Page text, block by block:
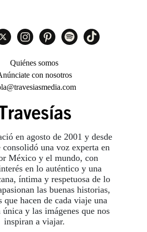
en agosto de 2001 y desde
consolidó una voz experta en
México y el mundo, con
en lo auténtico y una
íntima y respetuosa de lo
las buenas historias,
que hacen de cada viaje una
y las imágenes que nos
inspiran a viajar.
Quiénes somos
con nosotros